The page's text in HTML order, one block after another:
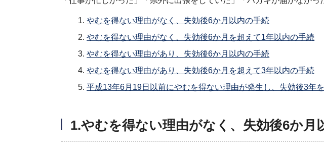
やむを得ない理由がなく、失効後6か月以内の手続
やむを得ない理由がなく、失効後6か月を超えて1年以内の手続
やむを得ない理由があり、失効後6か月以内の手続
やむを得ない理由があり、失効後6か月を超えて3年以内の手続
平成13年6月19日以前にやむを得ない理由が発生し、失効後3年
1.やむを得ない理由がなく、失効後6か月